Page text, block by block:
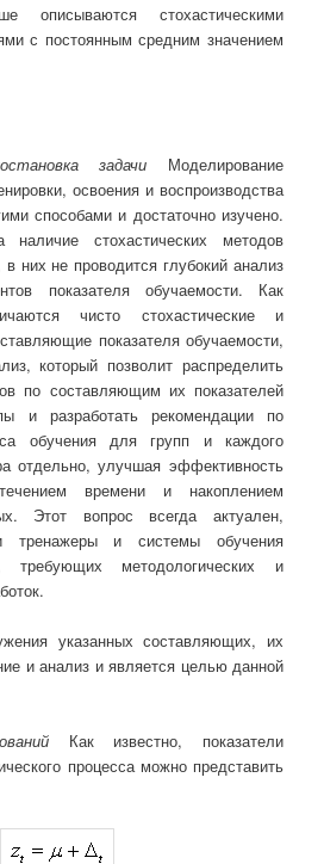
описываются стохастическими
с постоянным средним значением
задачи Моделирование
освоения и воспроизводства
способами и достаточно изучено.
стохастических методов
них не проводится глубокий анализ
показателя обучаемости. Как
чисто стохастические и
показателя обучаемости,
который позволит распределить
по составляющим их показателей
и разработать рекомендации по
обучения для групп и каждого
отдельно, улучшая эффективность
времени и накоплением
Этот вопрос всегда актуален,
тренажеры и системы обучения
требующих методологических и
указанных составляющих, их
и анализ и является целью данной
Как известно, показатели
процесса можно представить